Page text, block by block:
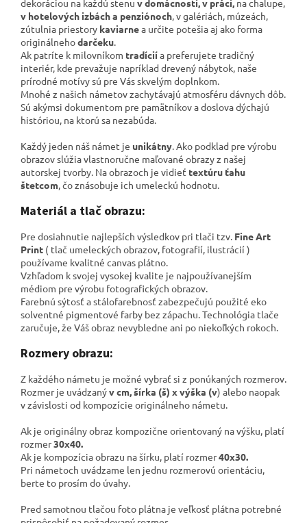
dekoráciou na každú stenu v domácnosti, v práci, na chalupe,
v hotelových izbách a penziónoch, v galériách, múzeách,
zútulnia priestory kaviarnea určite potešia aj ako forma
originálnehodarčeku.
Ak patríte k milovníkom tradíciía preferujete tradičný
interiér, kde prevažuje napríklad drevený nábytok, naše
prírodné motívy sú pre Vás skvelým doplnkom.
Mnohé z našich námetov zachytávajú atmosféru dávnych dôb.
Sú akýmsi dokumentom pre pamätníkov adoslova dýchajú
históriou, na ktorú sa nezabúda.
Každý jeden náš námet je unikátny. Ako podklad pre výrobu
obrazov slúžia vlastnoručne maľované obrazy z našej
autorskej tvorby. Na obrazoch je vidieť textúru ťahu
štetcom, čo znásobuje ich umeleckú hodnotu.
Materiál a tlač obrazu:
Pre dosiahnutie najlepších výsledkov pri tlači tzv. Fine Art
Print ( tlač umeleckých obrazov, fotografií, ilustrácií )
používame kvalitné canvas plátno.
Vzhľadom k svojej vysokej kvalite je najpoužívanejším
médiom pre výrobu fotografických obrazov.
Farebnú sýtosť a stálofarebnosť zabezpečujú použité eko
solventné pigmentové farby bez zápachu. Technológia tlače
zaručuje, že Váš obraz nevybledne ani po niekoľkých rokoch.
Rozmery obrazu:
Z každého námetu je možné vybrať si z ponúkaných rozmerov.
Rozmer je uvádzanýv cm, šírka (š) x výška (v) alebo naopak
v závislosti od kompozície originálneho námetu.
Ak je originálny obraz kompozične orientovaný na výšku, platí
rozmer30x40.
Ak je kompozícia obrazu na šírku, platí rozmer40x30.
Pri námetoch uvádzame len jednu rozmerovú orientáciu,
berte to prosím do úvahy.
Pred samotnou tlačou foto plátna je veľkosť plátna potrebné